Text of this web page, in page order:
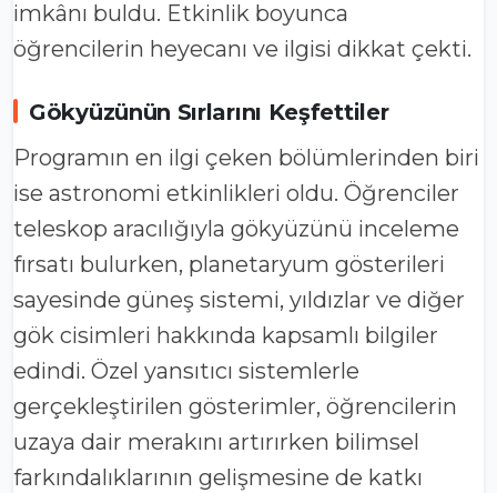
imkânı buldu. Etkinlik boyunca
öğrencilerin heyecanı ve ilgisi dikkat çekti.
Gökyüzünün Sırlarını Keşfettiler
Programın en ilgi çeken bölümlerinden biri
ise astronomi etkinlikleri oldu. Öğrenciler
teleskop aracılığıyla gökyüzünü inceleme
fırsatı bulurken, planetaryum gösterileri
sayesinde güneş sistemi, yıldızlar ve diğer
gök cisimleri hakkında kapsamlı bilgiler
edindi. Özel yansıtıcı sistemlerle
gerçekleştirilen gösterimler, öğrencilerin
uzaya dair merakını artırırken bilimsel
farkındalıklarının gelişmesine de katkı